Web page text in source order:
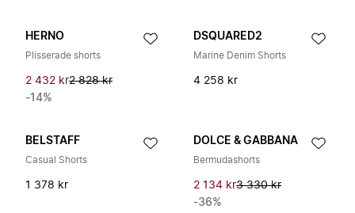
HERNO
Plisserade shorts
2 432 kr2 828 kr
-14%
DSQUARED2
Marine Denim Shorts
4 258 kr
BELSTAFF
Casual Shorts
1 378 kr
DOLCE & GABBANA
Bermudashorts
2 134 kr3 330 kr
-36%